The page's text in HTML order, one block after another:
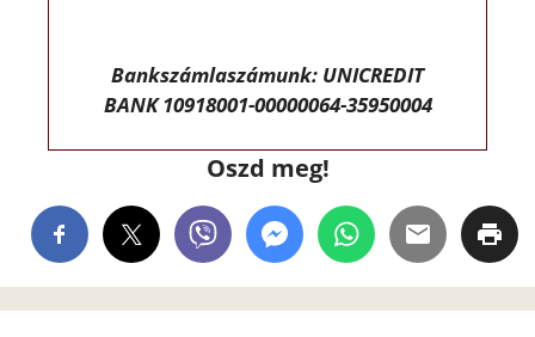
Bankszámlaszámunk: UNICREDIT
BANK 10918001-00000064-35950004
Oszd meg!